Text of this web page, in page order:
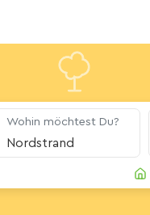
Wohin möchtest Du?
Nordstrand